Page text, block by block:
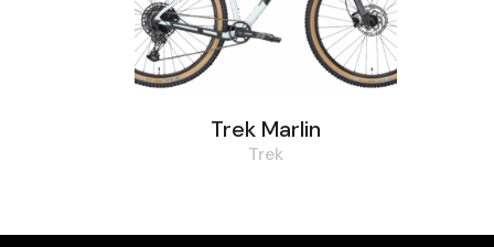
Trek Marlin
Trek